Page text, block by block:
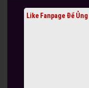
Like Fanpage Để